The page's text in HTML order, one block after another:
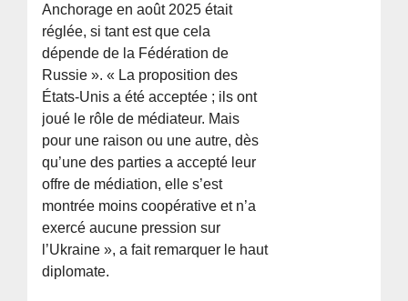
Anchorage en août 2025 était
réglée, si tant est que cela
dépende de la Fédération de
Russie ». « La proposition des
États-Unis a été acceptée ; ils ont
joué le rôle de médiateur. Mais
pour une raison ou une autre, dès
qu’une des parties a accepté leur
offre de médiation, elle s’est
montrée moins coopérative et n’a
exercé aucune pression sur
l’Ukraine », a fait remarquer le haut
diplomate.